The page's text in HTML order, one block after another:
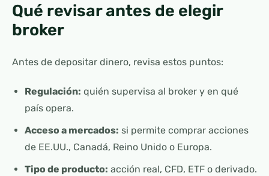
Qué revisar antes de elegir
broker
Antes de depositar dinero, revisa estos puntos:
Regulación: quién supervisa al broker y en qué
país opera.
Acceso a mercados: si permite comprar acciones
de EE.UU., Canadá, Reino Unido o Europa.
Tipo de producto: acción real, CFD, ETF o derivado.